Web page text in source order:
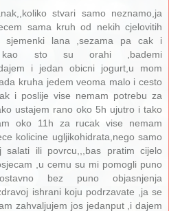
stvari samo neznamo,ja
sama kruh od nekih cjelovitih
sjemenki lana ,sezama pa cak i
kao sto su orahi ,bademi
i jedan obicni jogurt,u mom
kruha jedem veoma malo i cesto
i poslije vise nemam potrebu za
ustajem rano oko 5h ujutro i tako
oko 11h za rucak vise nemam
kolicine ugljikohidrata,nego samo
ili povrcu,,,bas pratim cijelo
,u cemu su mi pomogli puno
bez puno objasnjenja
ishrani koju podrzavate ,ja se
zahvaljujem jos jedanput ,i dajem